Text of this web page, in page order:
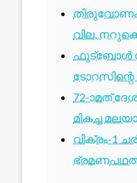
തിരുവോണം
വില,
ഫുട്ബോൾ
72-ാമത്
മികച്ച
വിക്രം-1